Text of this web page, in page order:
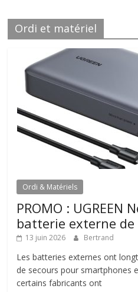
Ordi et matériel
Ordi & Matériels
PROMO : UGREEN
batterie externe de
13 juin 2026 Bertrand
Les batteries externes ont
de secours pour smartphones
certains fabricants ont